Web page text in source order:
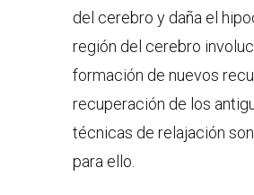
del cerebro y daña el
región del cerebro
formación de nuevos
recuperación de los
técnicas de relajación
para ello.